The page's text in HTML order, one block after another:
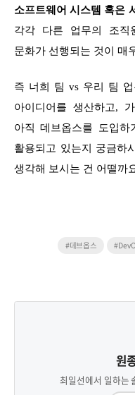
소프트웨어 시스템 혹은
각각 다른 업무의 조직
문화가 선행되는 것이 매
즉 너희 팀 vs 우리 팀
아이디어를 생산하고,
아직 데브옵스를 도입하
활용되고 있는지 궁금하
생각해 보시는 건 어떨까
#데브옵스
원
최일선에서 일하는